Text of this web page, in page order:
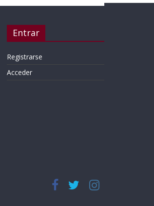
Entrar
Registrarse
Acceder